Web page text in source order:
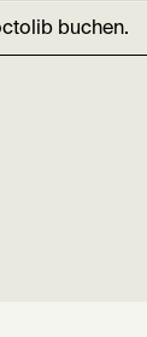
buchen.